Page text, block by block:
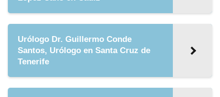
Urólogo Dr. Guillermo Conde
Santos, Urólogo en Santa Cruz de
Tenerife